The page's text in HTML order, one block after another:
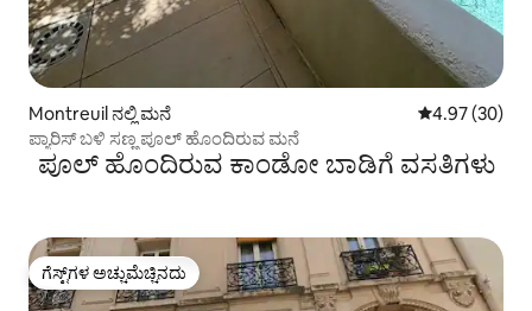
Montreuil ನಲ್ಲಿ ಮನೆ 5 ರಲ್ಲಿ 4.97
4.97 (30)
ಪ್ಯಾರಿಸ್ ಬಳಿ ಸಣ್ಣ ಪೂಲ್ ಹೊಂದಿರುವ ಮನೆ
ಪೂಲ್ ಹೊಂದಿರುವ ಕಾಂಡೋ ಬಾಡಿಗೆ ವಸತಿಗಳು
ಗೆಸ್ಟ್‌ಗಳ ಅಚ್ಚುಮೆಚ್ಚಿನದು
ಗೆಸ್ಟ್‌ಗಳ ಅಚ್ಚುಮೆಚ್ಚಿನದು